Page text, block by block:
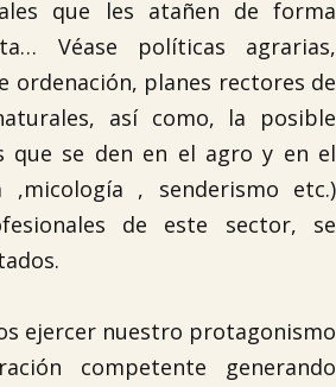
que les atañen de forma
Véase políticas agrarias,
ordenación, planes rectores de
así como, la posible
que se den en el agro y en el
,micología , senderismo etc.)
de este sector, se
ejercer nuestro protagonismo
competente generando